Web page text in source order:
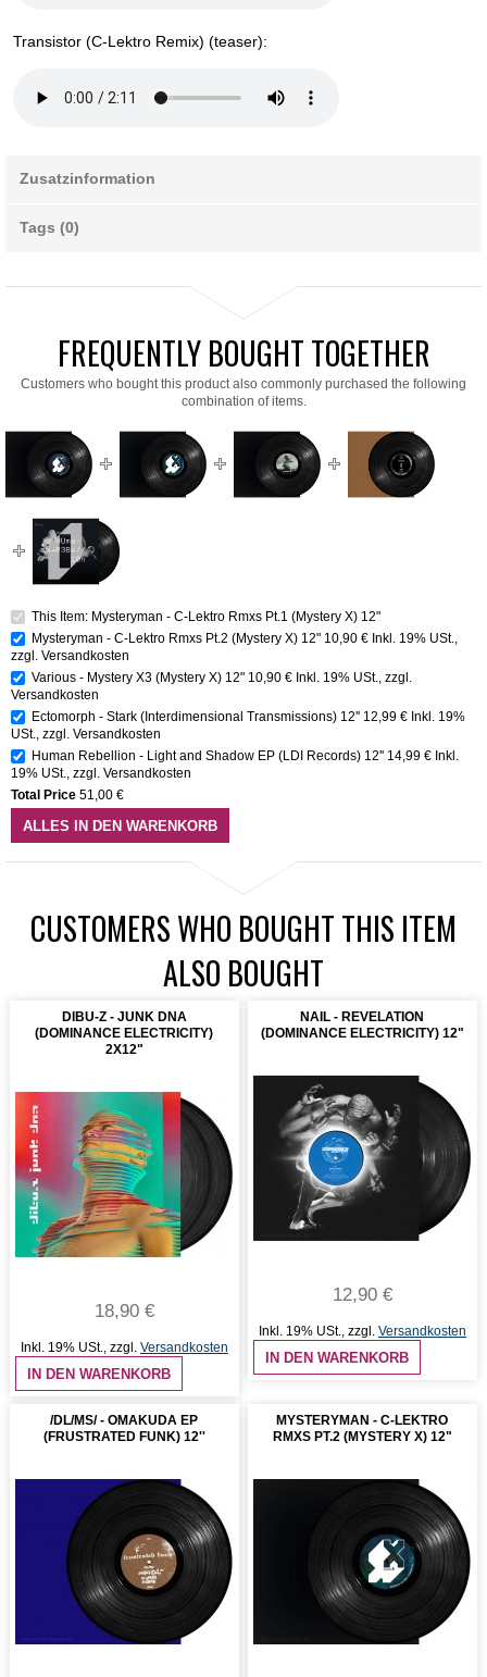
Transistor (C-Lektro Remix) (teaser):
Zusatzinformation
Tags (0)
FREQUENTLY BOUGHT TOGETHER
Customers who bought this product also commonly purchased the following
combination of items.
This Item: Mysteryman - C-Lektro Rmxs Pt.1 (Mystery X) 12"
Mysteryman - C-Lektro Rmxs Pt.2 (Mystery X) 12" 10,90 € Inkl. 19% USt.
zzgl. Versandkosten
Various - Mystery X3 (Mystery X) 12" 10,90 € Inkl. 19% USt. zzgl.
Versandkosten
Ectomorph - Stark (Interdimensional Transmissions) 12'' 12,99 € Inkl. 19%
USt. zzgl. Versandkosten
Human Rebellion - Light and Shadow EP (LDI Records) 12'' 14,99 € Inkl.
19% USt. zzgl. Versandkosten
Total Price 51,00 €
ALLES IN DEN WARENKORB
CUSTOMERS WHO BOUGHT THIS ITEM
ALSO BOUGHT
DIBU-Z - JUNK DNA
(DOMINANCE ELECTRICITY)
2X12"
18,90 €
Inkl. 19% USt., zzgl. Versandkosten
IN DEN WARENKORB
NAIL - REVELATION
(DOMINANCE ELECTRICITY) 12"
12,90 €
Inkl. 19% USt., zzgl. Versandkosten
IN DEN WARENKORB
/DL/MS/ - OMAKUDA EP
(FRUSTRATED FUNK) 12''
MYSTERYMAN - C-LEKTRO
RMXS PT.2 (MYSTERY X) 12"